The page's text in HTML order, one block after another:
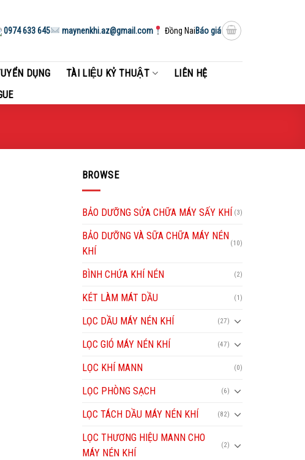
0974 633 645 maynenkhi.az@gmail.com Đồng NaiBáo giá
DỤNG TÀI LIỆU KỶ THUẬT
LIÊN HỆ
BROWSE
BẢO DƯỠNG SỬA CHỮA MÁY SẤY KHÍ (3)
BẢO DƯỠNG VÀ SỮA CHỮA MÁY NÉN
KHÍ
(10)
BÌNH CHỨA KHÍ NÉN (2)
KÉT LÀM MÁT DẦU (1)
LỌC DẦU MÁY NÉN KHÍ (27)
LỌC GIÓ MÁY NÉN KHÍ (47)
LỌC KHÍ MANN (0)
LỌC PHÒNG SẠCH (6)
LỌC TÁCH DẦU MÁY NÉN KHÍ (82)
LỌC THƯƠNG HIỆU MANN CHO
MÁY NÉN KHÍ
(2)